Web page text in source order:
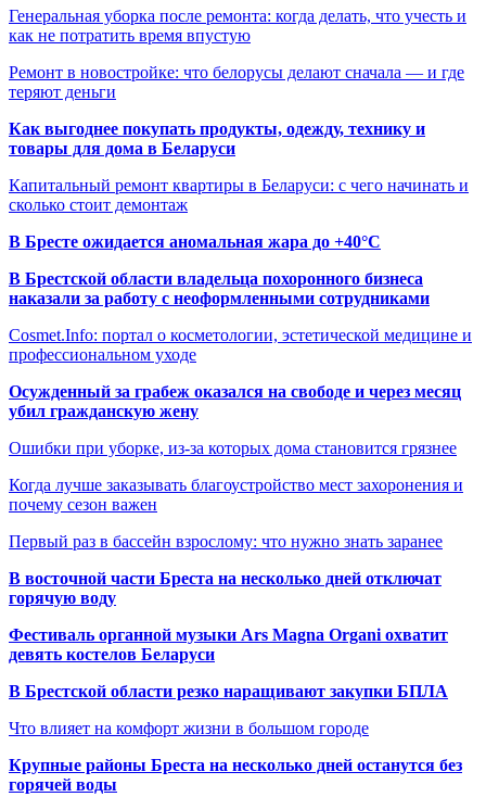
Генеральная уборка после ремонта: когда делать, что учесть и
как не потратить время впустую
Ремонт в новостройке: что белорусы делают сначала — и где
теряют деньги
Как выгоднее покупать продукты, одежду, технику и
товары для дома в Беларуси
Капитальный ремонт квартиры в Беларуси: с чего начинать и
сколько стоит демонтаж
В Бресте ожидается аномальная жара до +40°C
В Брестской области владельца похоронного бизнеса
наказали за работу с неоформленными сотрудниками
Cosmet.Info: портал о косметологии, эстетической медицине и
профессиональном уходе
Осужденный за грабеж оказался на свободе и через месяц
убил гражданскую жену
Ошибки при уборке, из-за которых дома становится грязнее
Когда лучше заказывать благоустройство мест захоронения и
почему сезон важен
Первый раз в бассейн взрослому: что нужно знать заранее
В восточной части Бреста на несколько дней отключат
горячую воду
Фестиваль органной музыки Ars Magna Organi охватит
девять костелов Беларуси
В Брестской области резко наращивают закупки БПЛА
Что влияет на комфорт жизни в большом городе
Крупные районы Бреста на несколько дней останутся без
горячей воды